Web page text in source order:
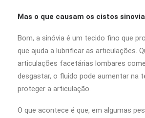
Mas o que causam os cistos
Bom, a sinóvia é um tecido fino que
que ajuda a lubrificar as articulações.
articulações facetárias lombares
desgastar, o fluido pode aumentar na
proteger a articulação.
O que acontece é que, em algumas